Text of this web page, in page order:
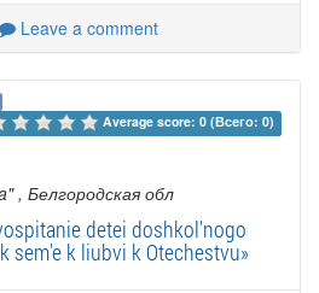
Leave a comment
Average score: 0 (Всего: 0)
, Белгородская обл
detei doshkol'nogo
sem'e k liubvi k Otechestvu»